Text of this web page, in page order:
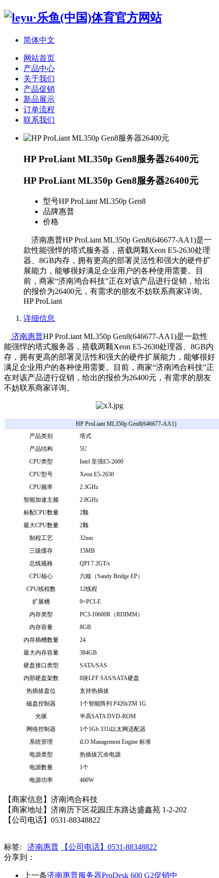
简体中文
网站首页
产品中心
关于我们
产品促销
新品展示
订单流程
联系我们
HP ProLiant ML350p Gen8服务器26400元
HP ProLiant ML350p Gen8服务器26400元
型号HP ProLiant ML350p Gen8
品牌惠普
价格
济南惠普HP ProLiant ML350p Gen8(646677-AA1)是一
款性能强悍的塔式服务器，搭载两颗Xeon E5-2630处理
器、8GB内存，拥有更高的部署灵活性和强大的硬件扩
展能力，能够很好满足企业用户的各种使用需要。目
前，商家“济南鸿合科技”正在对该产品进行促销，给出
的报价为26400元，有需求的朋友不妨联系商家详询。
HP ProLiant
详细信息
济南惠普HP ProLiant ML350p Gen8(646677-AA1)是一款性
能强悍的塔式服务器，搭载两颗Xeon E5-2630处理器、8GB内
存，拥有更高的部署灵活性和强大的硬件扩展能力，能够很好
满足企业用户的各种使用需要。目前，商家“济南鸿合科技”正
在对该产品进行促销，给出的报价为26400元，有需求的朋友
不妨联系商家详询。
HP ProLiant ML350p Gen8(646677-AA1)
产品类别
塔式
产品结构
5U
CPU类型
Intel 至强E5-2600
CPU型号
Xeon E5-2630
CPU频率
2.3GHz
智能加速主频
2.8GHz
标配CPU数量
2颗
最大CPU数量
2颗
制程工艺
32nm
三级缓存
15MB
总线规格
QPI 7.2GT/s
CPU核心
六核（Sandy Bridge EP）
CPU线程数
12线程
扩展槽
9×PCI-E
内存类型
PC3-10600R（RDIMM）
内存容量
8GB
内存插槽数量
24
最大内存容量
384GB
硬盘接口类型
SATA/SAS
内部硬盘架数
8块LFF SAS/SATA硬盘
热插拔盘位
支持热插拔
磁盘控制器
1个智能阵列 P420i/ZM 1G
光驱
半高SATA DVD-ROM
网络控制器
1个1Gb 331i以太网适配器
系统管理
iLO Management Engine 标准
电源类型
热插拔冗余电源
电源数量
1个
电源功率
460W
【商家信息】济南鸿合科技
【商家地址】济南历下区花园庄东路达盛鑫苑 1-2-202
【公司电话】0531-88348822
标签: 济南惠普
【公司电话】0531-88348822​
分享到：
上一条济南惠普服务器ProDesk 600 G2促销中